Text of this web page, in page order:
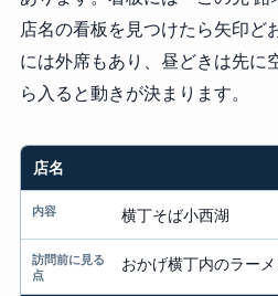
店名の看板を見つけたら矢印ど
には外席もあり、昼どきは先に
ら入ると動きが決まります。
項目
内容
訪問前に見る点
店名
横丁そば小西湖
おかげ横丁内のラーメ